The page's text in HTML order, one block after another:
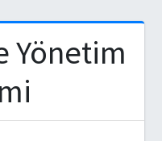
Yönetim